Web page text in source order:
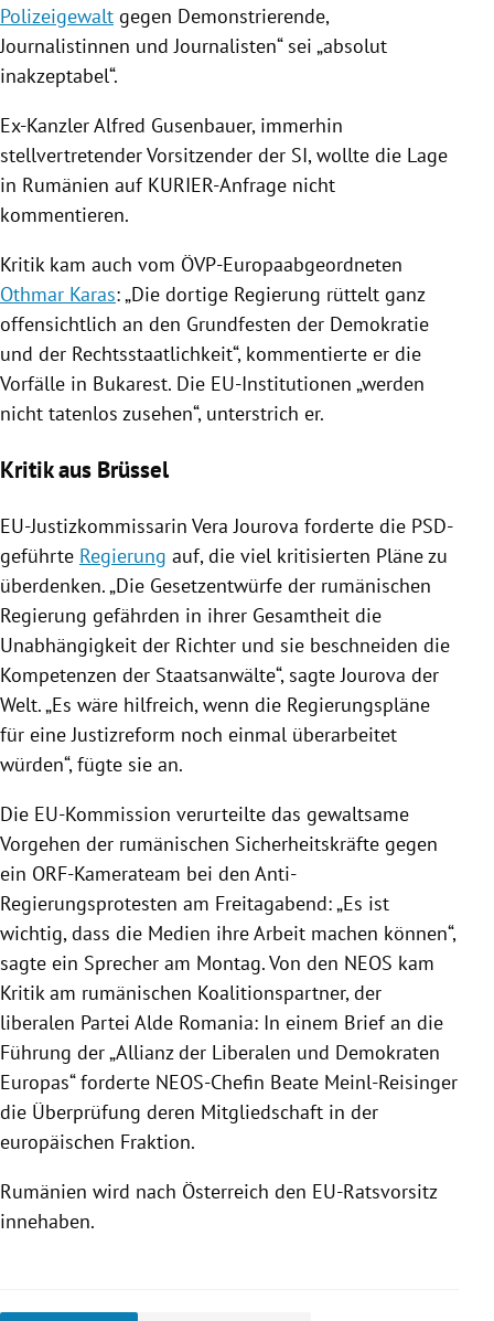
Polizeigewalt gegen Demonstrierende,
Journalistinnen und Journalisten“ sei „absolut
inakzeptabel“.
Ex-KanzlerAlfred Gusenbauer, immerhin
stellvertretender Vorsitzender der SI, wollte die Lage
in Rumänien auf KURIER-Anfrage nicht
kommentieren.
Kritik kam auch vom ÖVP-Europaabgeordneten
Othmar Karas: „Die dortige Regierung rüttelt ganz
offensichtlich an den Grundfesten der Demokratie
und der Rechtsstaatlichkeit“, kommentierte er die
Vorfälle in Bukarest. Die EU-Institutionen „werden
nicht tatenlos zusehen“, unterstrich er.
Kritik aus Brüssel
EU-Justizkommissarin Vera Jourova forderte die PSD-
geführte Regierung auf, die viel kritisierten Pläne zu
überdenken. „Die Gesetzentwürfe der rumänischen
Regierung gefährden in ihrer Gesamtheit die
Unabhängigkeit der Richter und sie beschneiden die
Kompetenzen der Staatsanwälte“, sagte Jourova der
Welt. „Es wäre hilfreich, wenn die Regierungspläne
für eine Justizreform noch einmal überarbeitet
würden“, fügte sie an.
Die EU-Kommission verurteilte das gewaltsame
Vorgehen der rumänischen Sicherheitskräfte gegen
ein ORF-Kamerateam bei den Anti-
Regierungsprotesten am Freitagabend: „Es ist
wichtig, dass die Medien ihre Arbeit machen können“,
sagte ein Sprecher am Montag. Von den NEOS kam
Kritik am rumänischen Koalitionspartner, der
liberalen Partei Alde Romania: In einem Brief an die
Führung der „Allianz der Liberalen und Demokraten
Europas“ forderte NEOS-Chefin Beate Meinl-Reisinger
die Überprüfung deren Mitgliedschaft in der
europäischen Fraktion.
Rumänien wird nach Österreich den EU-Ratsvorsitz
innehaben.